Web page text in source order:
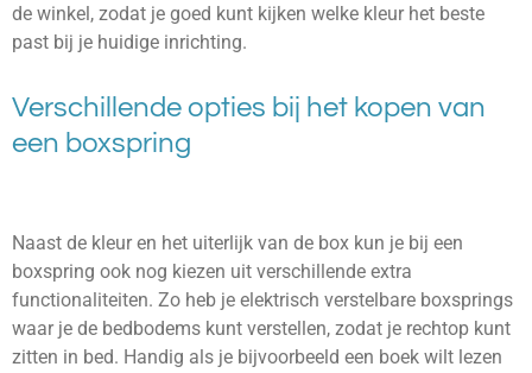
de winkel, zodat je goed kunt kijken welke kleur het beste
past bij je huidige inrichting.
Verschillende opties bij het kopen van
een boxspring
Naast de kleur en het uiterlijk van de box kun je bij een
boxspring ook nog kiezen uit verschillende extra
functionaliteiten. Zo heb je elektrisch verstelbare boxsprings
waar je de bedbodems kunt verstellen, zodat je rechtop kunt
zitten in bed. Handig als je bijvoorbeeld een boek wilt lezen